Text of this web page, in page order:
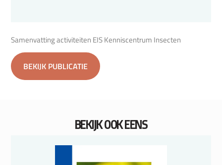
Samenvatting activiteiten EIS Kenniscentrum Insecten
BEKIJK PUBLICATIE
BEKIJK OOK EENS